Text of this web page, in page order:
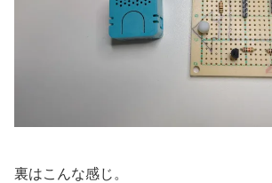
裏はこんな感じ。